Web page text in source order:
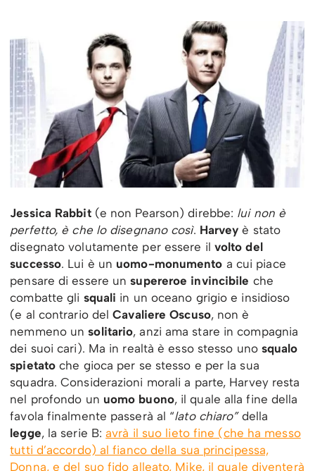
Jessica Rabbit(e non Pearson) direbbe: lui non è
perfetto, è che lo disegnano così. Harveyè stato
disegnato volutamente per essere il volto del
successo. Lui è un uomo-monumento a cui piace
pensare di essere unsupereroe invincibile che
combatte gli squali in un oceano grigio e insidioso
(e al contrario delCavaliere Oscuso, non è
nemmeno unsolitario, anzi ama stare in compagnia
dei suoi cari). Ma in realtà è esso stesso uno squalo
spietato che gioca per se stesso e per la sua
squadra. Considerazioni morali a parte, Harvey resta
nel profondo un uomo buono, il quale alla fine della
favola finalmente passerà al “lato chiaro”della
legge, la serie B:avrà il suo lieto fine (che ha messo
tutti d’accordo) al fianco della sua principessa,
Donna, e del suo fido alleato, Mike, il quale diventerà